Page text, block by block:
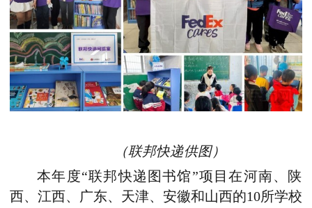
（联邦快递供图）
本年度“联邦快递图书馆”项目在河南、陕
西、江西、广东、天津、安徽和山西的10所学校